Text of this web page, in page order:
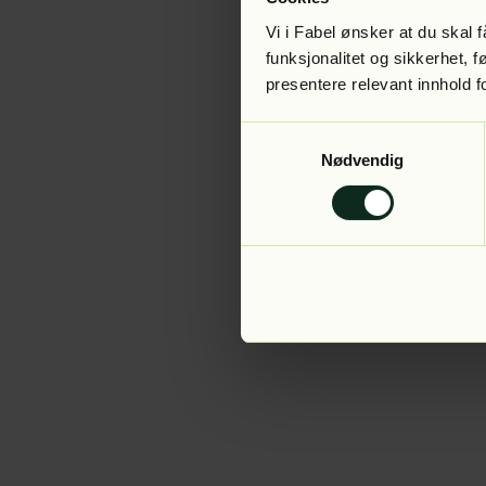
Vi i Fabel ønsker at du skal
funksjonalitet og sikkerhet,
presentere relevant innhold
Nødvendig
Application